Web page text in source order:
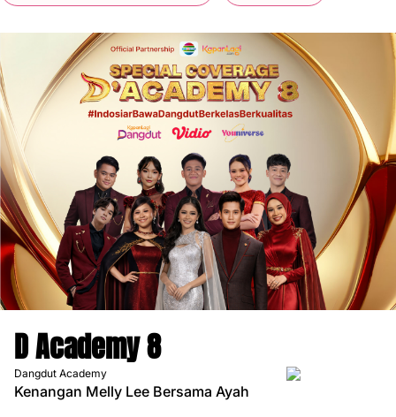
D Academy 8
Dangdut Academy
Kenangan Melly Lee Bersama Ayah